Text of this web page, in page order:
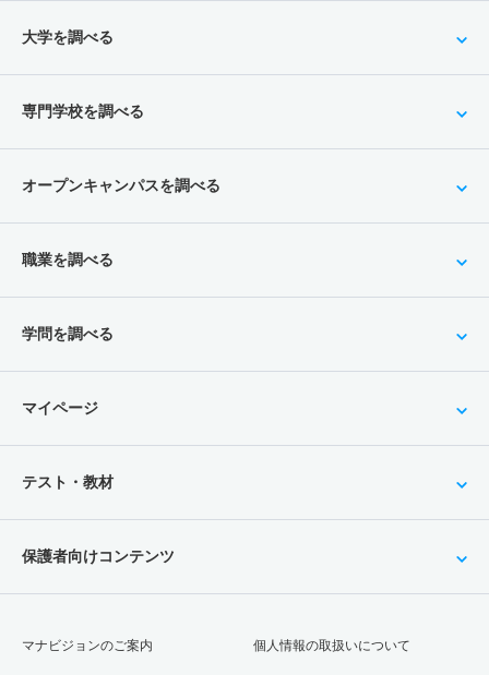
大学を調べる
専門学校を調べる
オープンキャンパスを調べる
職業を調べる
学問を調べる
マイページ
テスト・教材
保護者向けコンテンツ
マナビジョンのご案内 個人情報の取扱いについて